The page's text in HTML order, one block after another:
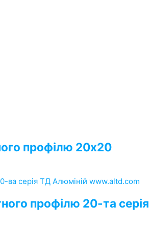
профілю 20х20
профілю 20-та серія